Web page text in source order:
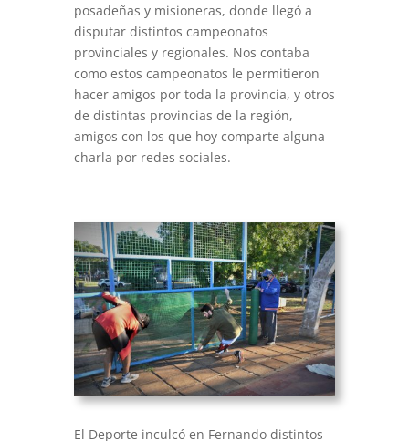
posadeñas y misioneras, donde llegó a
disputar distintos campeonatos
provinciales y regionales. Nos contaba
como estos campeonatos le permitieron
hacer amigos por toda la provincia, y otros
de distintas provincias de la región,
amigos con los que hoy comparte alguna
charla por redes sociales.
El Deporte inculcó en Fernando distintos